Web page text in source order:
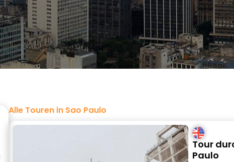
Alle Touren in Sao Paulo
Tour
Paulo